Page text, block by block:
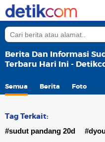
Berita Dan Informasi
Terbaru Hari Ini -
Semua Berita Foto
Tag Terkait:
#sudut pandang 20d